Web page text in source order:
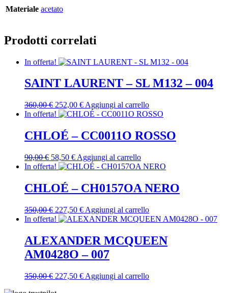
Materiale acetato
Prodotti correlati
In offerta!
SAINT LAURENT – SL M132 – 004
360,00€ Il
prezzo
era:
360,00 €.
252,00 €Il
prezzo
è:
252,00 €.
Aggiungi al carrello
In offerta!
CHLOÉ – CC0011O ROSSO
90,00€ Il
prezzo
era:
90,00 €.
58,50 €Il
prezzo
58,50 €.
Aggiungi al carrello
In offerta!
CHLOÉ – CH0157OA NERO
350,00€ Il
prezzo
era:
350,00 €.
227,50 €Il
prezzo
è:
227,50 €.
Aggiungi al carrello
In offerta!
ALEXANDER MCQUEEN
AM0428O – 007
350,00€ Il
227,50 €IlAggiungi al carrello